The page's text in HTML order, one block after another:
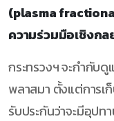
(plasma
ความร่วมมือเชิงก
กระทรวงฯ จะกำกับ
พลาสมา ตั้งแต่การเ
รับประกันว่าจะมีอุป